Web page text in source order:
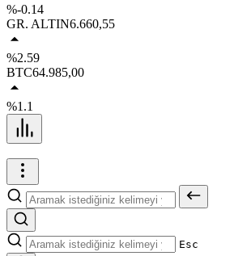
%-0.14
GR. ALTIN6.660,55
%2.59
BTC64.985,00
%1.1
Esc